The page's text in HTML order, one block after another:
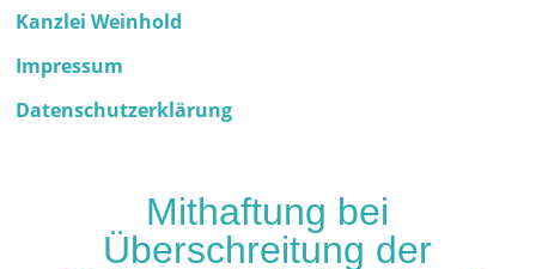
Kanzlei Weinhold
Impressum
Datenschutzerklärung
Mithaftung bei
Überschreitung der